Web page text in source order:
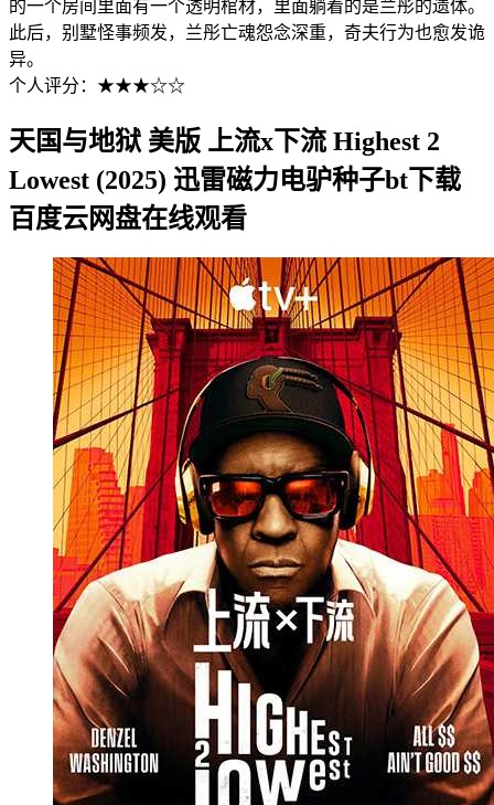
的一个房间里面有一个透明棺材，里面躺着的是兰彤的遗体。
此后，别墅怪事频发，兰彤亡魂怨念深重，奇夫行为也愈发诡
异。
个人评分：★★★☆☆
天国与地狱 美版 上流x下流 Highest 2
Lowest (2025) 迅雷磁力电驴种子bt下载
百度云网盘在线观看